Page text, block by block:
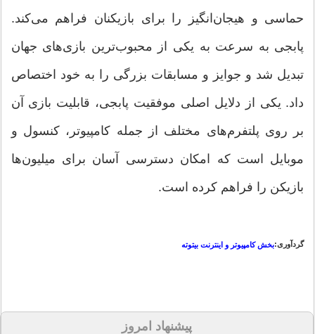
حماسی و هیجان‌انگیز را برای بازیکنان فراهم می‌کند.
پابجی به سرعت به یکی از محبوب‌ترین بازی‌های جهان
تبدیل شد و جوایز و مسابقات بزرگی را به خود اختصاص
داد. یکی از دلایل اصلی موفقیت پابجی، قابلیت بازی آن
بر روی پلتفرم‌های مختلف از جمله کامپیوتر، کنسول و
موبایل است که امکان دسترسی آسان برای میلیون‌ها
بازیکن را فراهم کرده است.
گردآوری:بخش کامپیوتر و اینترنت بیتوته
پیشنهاد امروز